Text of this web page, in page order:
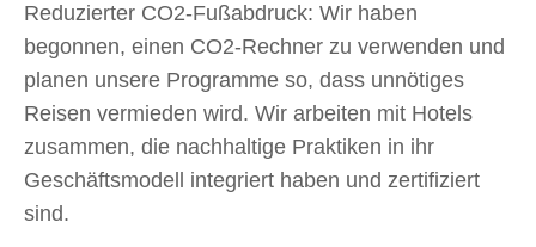
Reduzierter CO2-Fußabdruck: Wir haben
begonnen, einen CO2-Rechner zu verwenden und
planen unsere Programme so, dass unnötiges
Reisen vermieden wird. Wir arbeiten mit Hotels
zusammen, die nachhaltige Praktiken in ihr
Geschäftsmodell integriert haben und zertifiziert
sind.